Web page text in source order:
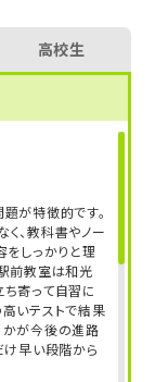
、北海道医
大、東京理
、札幌旭丘
高、旭川東
、市立函館
樽潮陵高、帯
教育大附属
星中、札幌
女子中
、教室の運
くれていま
けて一緒
高校生
が特徴的です。
、教科書やノー
をしっかりと理
前教室は和光
寄って自習に
いテストで結果
かが今後の進路
け早い段階から